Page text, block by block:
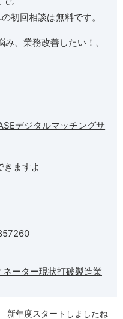
初回相談は無料です。
、業務改善したい！、
デジタルマッチングサ
きますよ
ネーター現状打破製造業
新年度スタートしましたね